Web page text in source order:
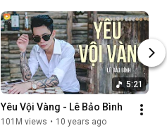
5:21
Yêu Vội Vàng - Lê Bảo Bình
101M views • 10 years ago